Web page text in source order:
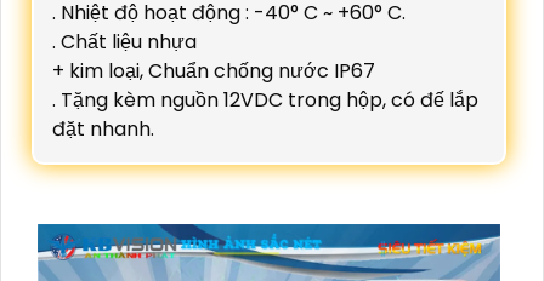
. Nhiệt độ hoạt động : -40° C ~ +60° C.
. Chất liệu nhựa
+ kim loại, Chuẩn chống nước IP67
. Tặng kèm nguồn 12VDC trong hộp, có đế lắp
đặt nhanh.